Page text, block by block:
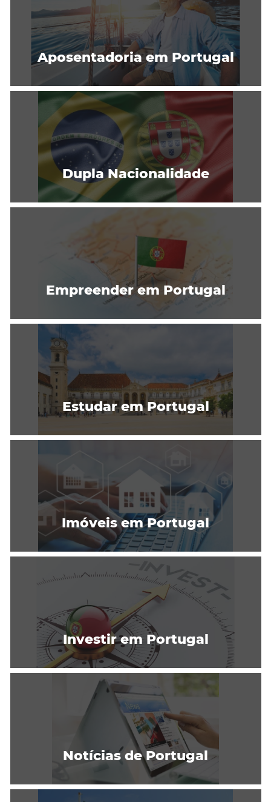
Aposentadoria em Portugal
Dupla Nacionalidade
Empreender em Portugal
Estudar em Portugal
Imóveis em Portugal
Investir em Portugal
Notícias de Portugal